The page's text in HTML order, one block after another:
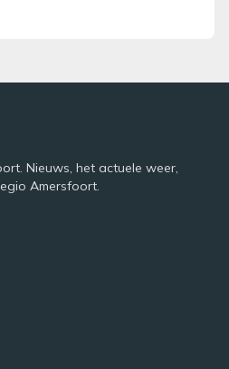
Nieuws, het actuele weer,
Amersfoort.